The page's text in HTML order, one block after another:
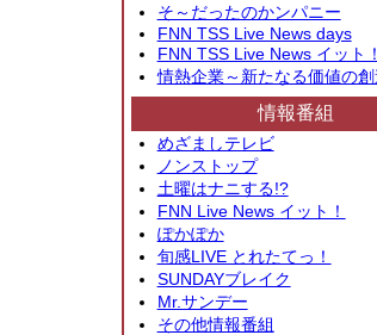
そ～だったのかンパニー
FNN TSS Live News days
FNN TSS Live News イット！
情熱企業～新たなる価値の創
情報番組
めざましテレビ
ノンストップ
土曜はナニする!?
FNN Live News イット！
ぽかぽか
旬感LIVE とれたてっ！
SUNDAYブレイク
Mr.サンデー
その他情報番組